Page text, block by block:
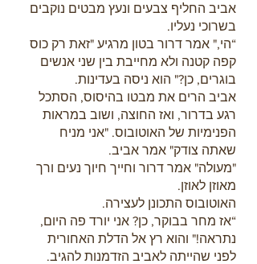
אביב החליף צבעים ונעץ מבטים נוקבים
בשרוכי נעליו.
“הי," אמר דרור בטון מרגיע "זאת רק כוס
קפה קטנה ולא מחייבת בין שני אנשים
בוגרים, כן?" הוא ניסה בעדינות.
אביב הרים את מבטו בהיסוס, הסתכל
רגע בדרור, ואז החוצה, ושוב במראות
הפנימיות של האוטובוס. "אני מניח
שאתה צודק" אמר אביב.
"מעולה" אמר דרור וחייך חיוך נעים ורך
מאוזן לאוזן.
האוטובוס התכונן לעצירה.
“אז מחר בבוקר, כן? אני יורד פה היום,
נתראה!" והוא רץ אל הדלת האחורית
לפני שהייתה לאביב הזדמנות להגיב.